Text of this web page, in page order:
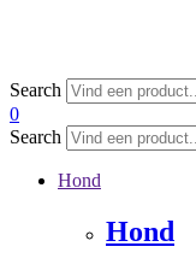
Search
0
Search
Hond
Hond